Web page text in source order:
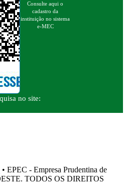
Consulte aqui o
cadastro da
instituição no sistema
e-MEC
no site:
• EPEC - Empresa Prudentina de
TODOS OS DIREITOS